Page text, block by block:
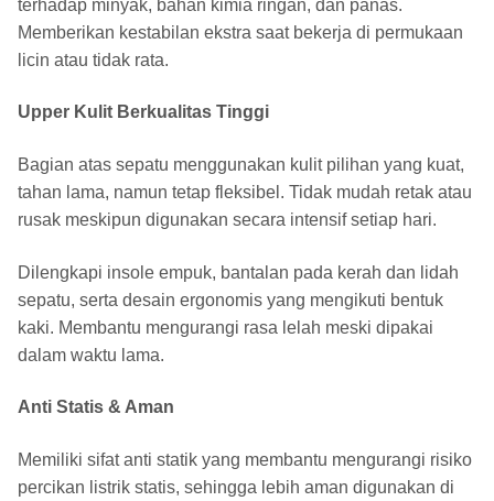
terhadap minyak, bahan kimia ringan, dan panas.
Memberikan kestabilan ekstra saat bekerja di permukaan
licin atau tidak rata.
Upper Kulit Berkualitas Tinggi
Bagian atas sepatu menggunakan kulit pilihan yang kuat,
tahan lama, namun tetap fleksibel. Tidak mudah retak atau
rusak meskipun digunakan secara intensif setiap hari.
Dilengkapi insole empuk, bantalan pada kerah dan lidah
sepatu, serta desain ergonomis yang mengikuti bentuk
kaki. Membantu mengurangi rasa lelah meski dipakai
dalam waktu lama.
Anti Statis & Aman
Memiliki sifat anti statik yang membantu mengurangi risiko
percikan listrik statis, sehingga lebih aman digunakan di